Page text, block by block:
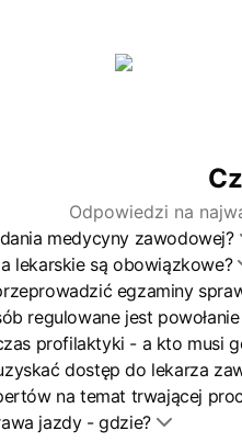
Odpowiedzi na
medycyny zawodowej?
lekarskie są obowiązkowe?
egzaminy
regulowane jest
profilaktyki - a kto musi
dostęp do lekarza
na temat trwającej
jazdy - gdzie?